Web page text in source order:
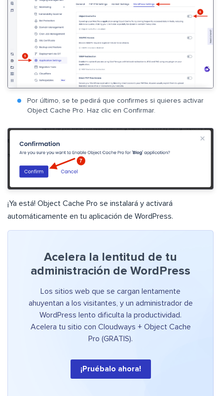
Por último, se te pedirá que confirmes si quieres activar
Object Cache Pro. Haz clic en Confirmar.
¡Ya está! Object Cache Pro se instalará y activará
automáticamente en tu aplicación de WordPress.
Acelera la lentitud de tu
administración de WordPress
Los sitios web que se cargan lentamente
ahuyentan a los visitantes, y un administrador de
WordPress lento dificulta la productividad.
Acelera tu sitio con Cloudways + Object Cache
Pro (GRATIS).
¡Pruébalo ahora!